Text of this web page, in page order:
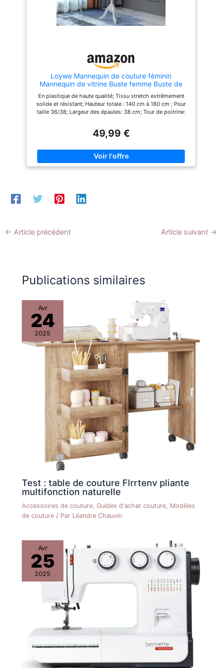
mousse. Cela vous permet
d'épingler les tissus et les
motifs au torse et de laisser
libre cours à votre créativité
pour un assemblage et un
rangement rapides. Le poteau
du support est calibré et
comprend un marqueur à
marquer l'ourlet sur les robes
ou les jupes Nous sommes
fiers de la qualité et offrons
MONTAGE ULTRA FACILE - Ce
buste couture est prêt à
l’emploi dès sa sortie du
carton. Un vrai gain de temps
veulent se concentrer sur leur
assembler un set couture
complexe. DESIGN ÉLÉGANT
couture femme reglable allie
robustesse et esthétique.
Parfait pour décorer votre
met en valeur vos créations,
des robes aux accessoires de
sur vos vitrines. Ce mannequin
de vitrine est également idéal
comme décoration de
chambre. Vous pouvez lui
Loywe Mannequin de couture féminin
Mannequin de vitrine Buste femme Buste de
couture Mannequin à vêtements Buste Torse
Taille 36/38 | 6016 Blanc
En plastique de haute qualité; Tissu stretch extrêmement
solide et résistant; Hauteur totale : 140 cm à 180 cm ; Pour
taille 36/38; Largeur des épaules: 38 cm; Tour de poitrine:
concevoir des vêtements.
49,99 €
← Article précédent Article suivant →
Publications similaires
Avr
24
2025
Test : table de couture Flrrtenv pliante
multifonction naturelle
Accessoires de couture ,Guides d'achat couture Modèles
de couture / Par Léandre Chauvin
Avr
25
2025